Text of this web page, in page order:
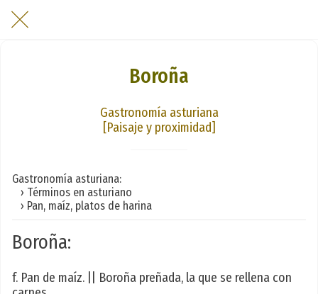
Boroña
Gastronomía asturiana
[Paisaje y proximidad]
Gastronomía asturiana:
› Términos en asturiano
› Pan, maíz, platos de harina
Boroña:
f. Pan de maíz. || Boroña preñada, la que se rellena con